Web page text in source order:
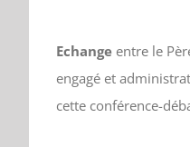
Echange entre le
engagé et
cette conférence-